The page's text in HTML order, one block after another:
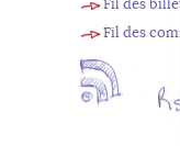
Fil des
Fil des